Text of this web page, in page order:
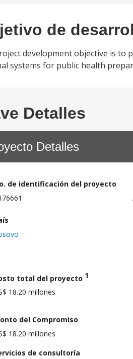
de
development objective is to
systems for public health
Detalles
Detalles
de identificación del proyecto
total del proyecto 1
18.20 millones
del Compromiso
18.20 millones
de consultoría